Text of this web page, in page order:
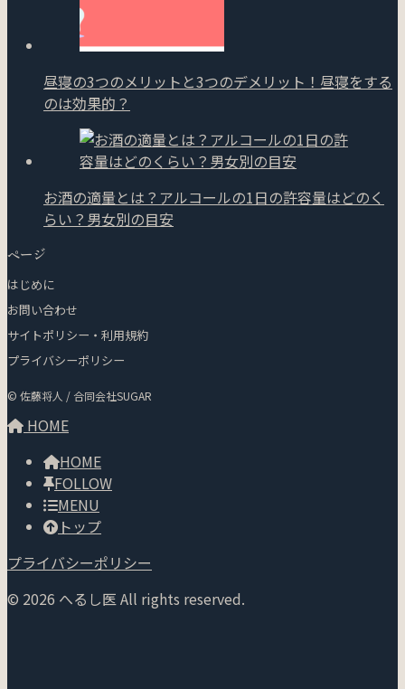
昼寝の3つのメリットと3つのデメリット！昼寝をする
のは効果的？
お酒の適量とは？アルコールの1日の許容量はどのく
らい？男女別の目安
ページ
はじめに
お問い合わせ
サイトポリシー・利用規約
プライバシーポリシー
© 佐藤将人 / 合同会社SUGAR
HOME
HOME
FOLLOW
MENU
トップ
プライバシーポリシー
© 2026 へるし医 All rights reserved.